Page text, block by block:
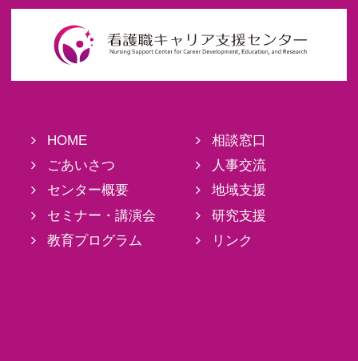
HOME
ごあいさつ
センター概要
セミナー・講演会
教育プログラム
相談窓口
人事交流
地域支援
研究支援
リンク